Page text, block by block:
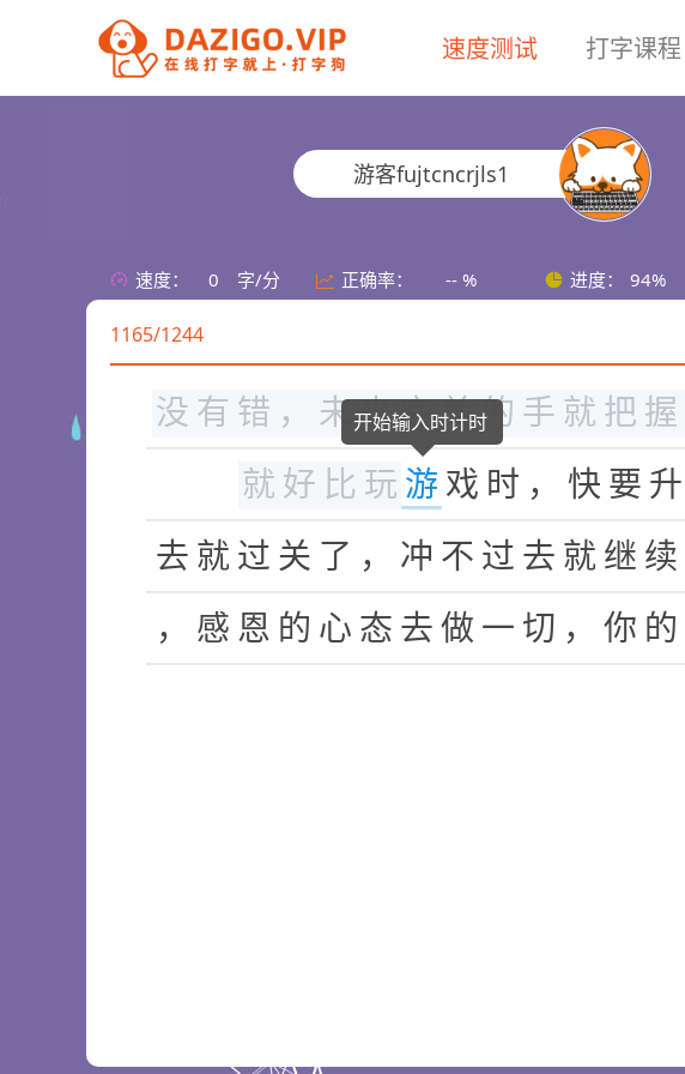
速度测试 打字课程
游客fujtcncrjls1
速度： 0 字/分 正确率： -- % 进度： 94%
开始输入时计时
1165/1244
的生活。看 前面 的 的路在
选择
前最黑暗的时候，你选
在
困 难面 前或许 就 机 遇最容
对你
没 有 错 ， 未 来完美的 手 就 把 握
就 好 比 玩 游 戏 时 ， 快 要 升
去 就 过 关 了 ， 冲 不 过 去 就 继 续
，
感 恩 的 心 态 去 做 一 切 ， 你 的